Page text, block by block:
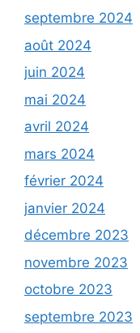
septembre 2024
août 2024
juin 2024
mai 2024
avril 2024
mars 2024
février 2024
janvier 2024
décembre 2023
novembre 2023
octobre 2023
septembre 2023